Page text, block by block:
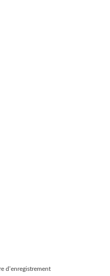
d’enregistrement